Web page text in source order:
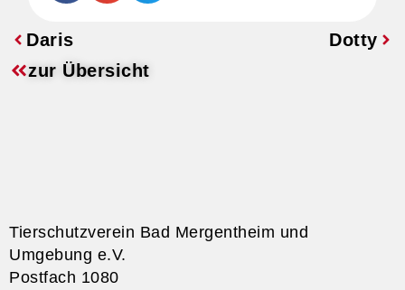
Daris
Dotty
zur Übersicht
Tierschutzverein Bad Mergentheim und
Umgebung e.V.
Postfach 1080